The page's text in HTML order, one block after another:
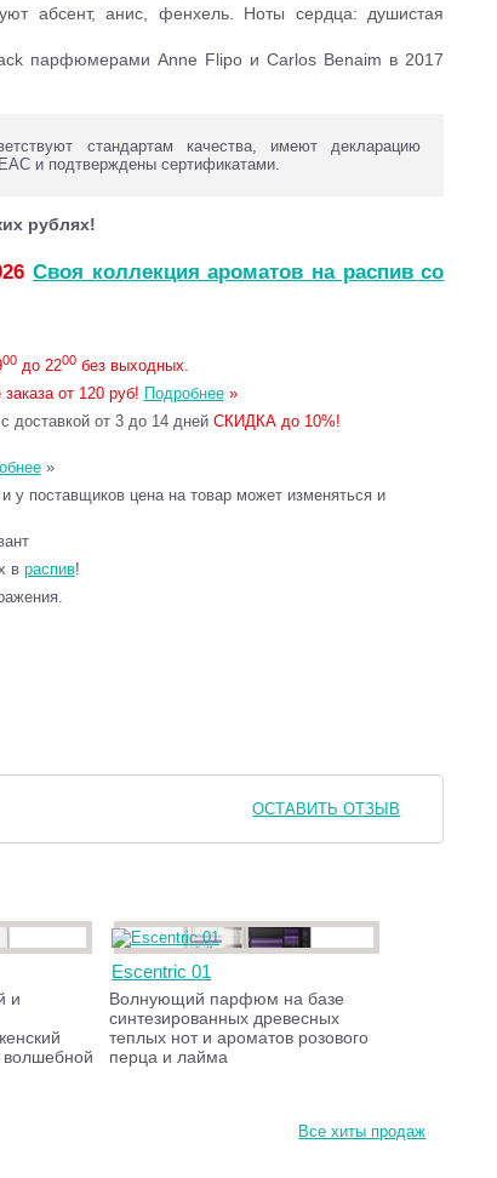
абсент, анис, фенхель. Ноты сердца: душистая
парфюмерами Anne Flipo и Carlos Benaim в 2017
стандартам качества, имеют декларацию
и подтверждены сертификатами.
рублях!
Своя коллекция ароматов на распив со
00до 2200без выходных.
от 120 руб! Подробнее»
доставкой от 3 до 14 дней СКИДКА до 10%!
»
у поставщиков цена на товар может изменяться и
в распив!
ОСТАВИТЬ ОТЗЫВ
и
Escentric 01
Волнующий парфюм на базе
синтезированных древесных
теплых нот и ароматов розового
перца и лайма
Все хиты продаж